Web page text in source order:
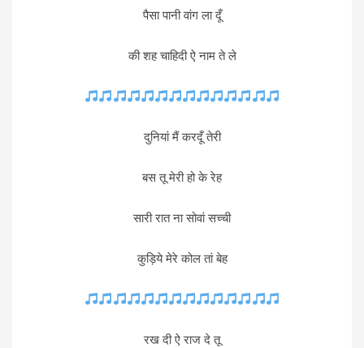
पैसा पानी वांग ला दूँ
की शह चाहिदी ऐ नाम ते ले
दुनियां मैं करदूँ तेरी
बस तू मेरी हो के रेह
सारी रात ना सोवां सच्ची
कुड़िये मेरे कोल तां बेह
रख दी ऐ राज दे तू